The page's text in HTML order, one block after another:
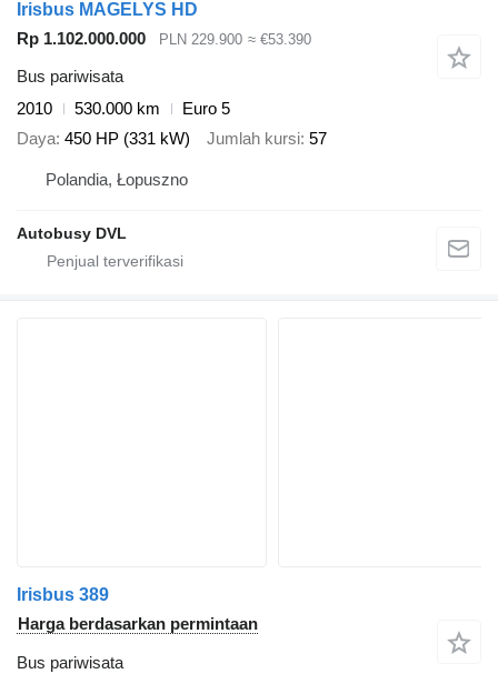
Irisbus MAGELYS HD
Rp 1.102.000.000
PLN 229.900 ≈ €53.390
Bus pariwisata
2010
530.000 km
Euro 5
Daya 450 HP (331 kW) Jumlah kursi 57
Polandia, Łopuszno
Autobusy DVL
Irisbus 389
Harga berdasarkan permintaan
Bus pariwisata